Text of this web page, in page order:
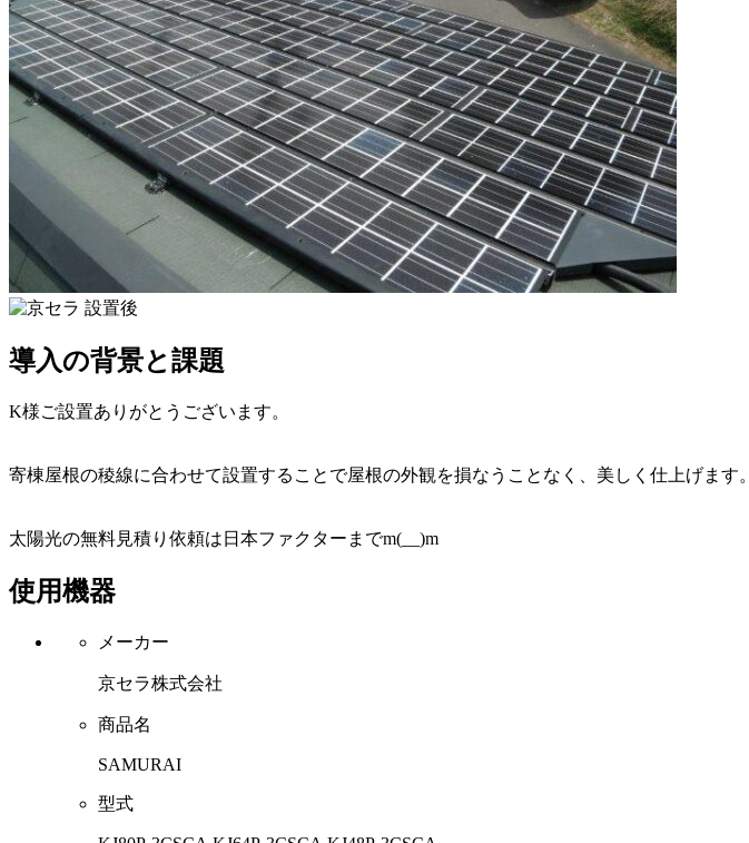
導入の背景と課題
K様ご設置ありがとうございます。
寄棟屋根の稜線に合わせて設置することで屋根の外観を損なうことなく、美しく仕上げます。
太陽光の無料見積り依頼は日本ファクターまでm(__)m
使用機器
メーカー
京セラ株式会社
商品名
SAMURAI
型式